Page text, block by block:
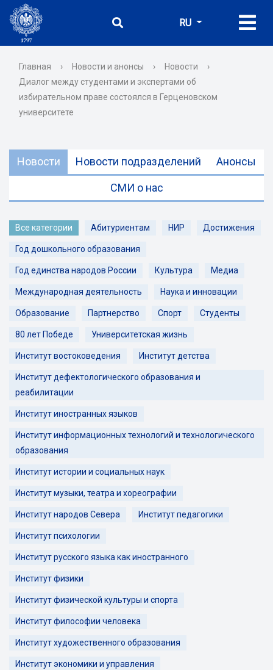
RU
Главная › Новости и анонсы › Новости
›
Диалог между студентами и экспертами об
избирательном праве состоялся в Герценовском
университете
Новости Новости подразделений Анонсы
СМИ о нас
Все категории Абитуриентам НИР Достижения
Год дошкольного образования
Год единства народов России Культура Медиа
Международная деятельность Наука и инновации
Образование Партнерство Спорт Студенты
80 лет Победе Университетская жизнь
Институт востоковедения Институт детства
Институт дефектологического образования и
реабилитации
Институт иностранных языков
Институт информационных технологий и технологического
образования
Институт истории и социальных наук
Институт музыки, театра и хореографии
Институт народов Севера Институт педагогики
Институт психологии
Институт русского языка как иностранного
Институт физики
Институт физической культуры и спорта
Институт философии человека
Институт художественного образования
Институт экономики и управления